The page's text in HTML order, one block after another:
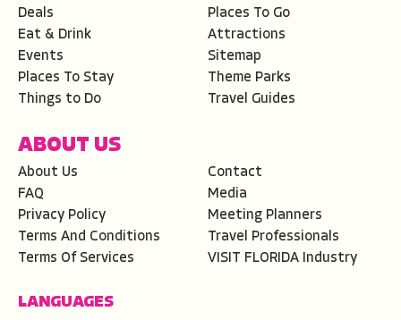
Deals
Eat & Drink
Events
Places To Stay
Things to Do
Places To Go
Attractions
Sitemap
Theme Parks
Travel Guides
ABOUT US
About Us
FAQ
Privacy Policy
Terms And Conditions
Terms Of Services
Contact
Media
Meeting Planners
Travel Professionals
VISIT FLORIDA Industry
LANGUAGES